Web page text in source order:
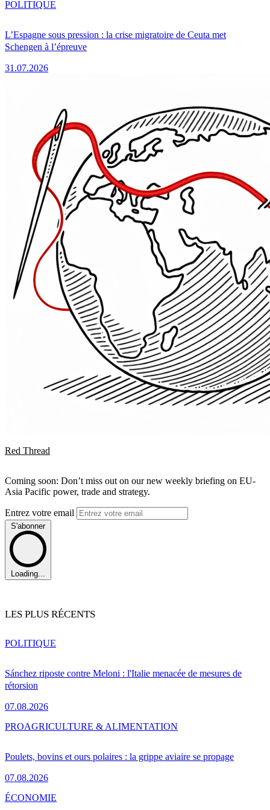
L’Espagne sous pression : la crise migratoire de Ceuta met
Schengen à l’épreuve
31.07.2026
POLITIQUE
Red Thread
Coming soon: Don’t miss out on our new weekly briefing on EU-
Asia Pacific power, trade and strategy.
Entrez votre email
S'abonner
Loading...
LES PLUS RÉCENTS
Sánchez riposte contre Meloni : l'Italie menacée de mesures de
rétorsion
07.08.2026
POLITIQUE
Poulets, bovins et ours polaires : la grippe aviaire se propage
07.08.2026
PROAGRICULTURE & ALIMENTATION
ÉCONOMIE